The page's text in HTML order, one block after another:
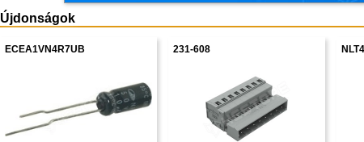
Újdonságok
ECEA1VN4R7UB 231-608